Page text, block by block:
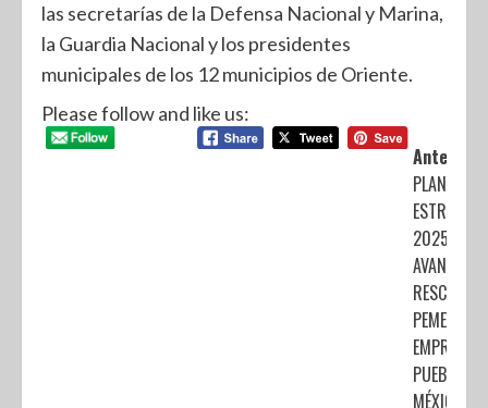
las secretarías de la Defensa Nacional y Marina,
la Guardia Nacional y los presidentes
municipales de los 12 municipios de Oriente.
Please follow and like us:
Anterior:
PLAN
2025-
AVANZA
RESCATE
PEMEX,
EMPRESA
PUEBLO DE
MÉXICO